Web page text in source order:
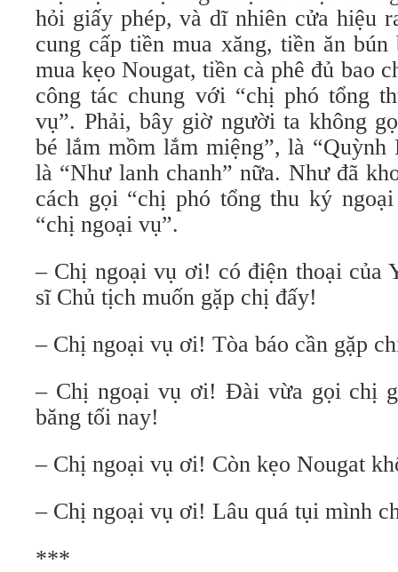
hỏi giấy phép, và dĩ nhiên cửa hiệu
cung cấp tiền mua xăng, tiền ăn
mua kẹo Nougat, tiền cà phê đủ bao
công tác chung với “chị phó tổng
vụ”. Phải, bây giờ người ta không
bé lắm mồm lắm miệng”, là “Quỳnh
là “Như lanh chanh” nữa. Như đã
cách gọi “chị phó tổng thu ký
“chị ngoại vụ”.
– Chị ngoại vụ ơi! có điện thoại của
sĩ Chủ tịch muốn gặp chị đấy!
– Chị ngoại vụ ơi! Tòa báo cần gặp
– Chị ngoại vụ ơi! Ðài vừa gọi chị
băng tối nay!
– Chị ngoại vụ ơi! Còn kẹo Nougat
– Chị ngoại vụ ơi! Lâu quá tụi mình
***